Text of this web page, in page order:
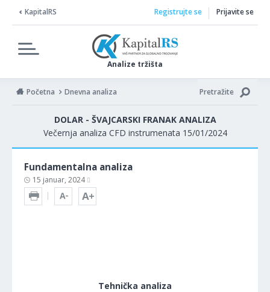
KapitalRS
Analize tržišta
Registrujte se Prijavite se
Početna Dnevna analiza Pretražite
DOLAR - ŠVAJCARSKI FRANAK ANALIZA
Večernja analiza CFD instrumenata 15/01/2024
Fundamentalna analiza
15 januar, 2024
Tehnička analiza